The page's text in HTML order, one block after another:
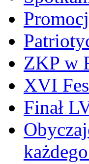
ZKP w
XVI
Finał